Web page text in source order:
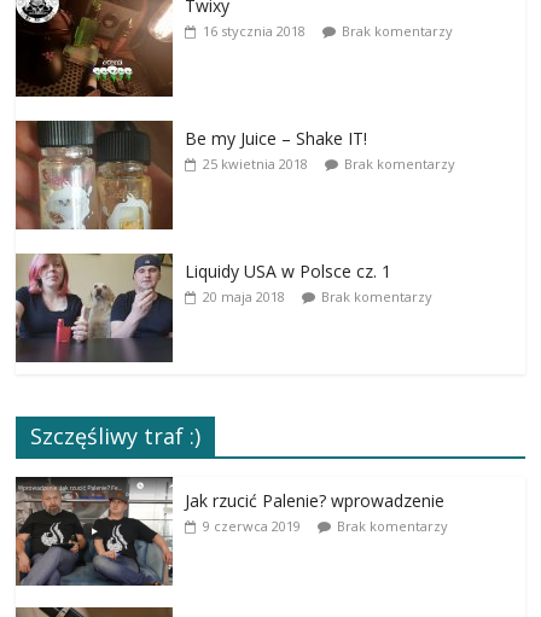
Twixy
16 stycznia 2018 Brak komentarzy
Be my Juice – Shake IT!
25 kwietnia 2018 Brak komentarzy
Liquidy USA w Polsce cz. 1
20 maja 2018 Brak komentarzy
Szczęśliwy traf :)
Jak rzucić Palenie? wprowadzenie
9 czerwca 2019 Brak komentarzy